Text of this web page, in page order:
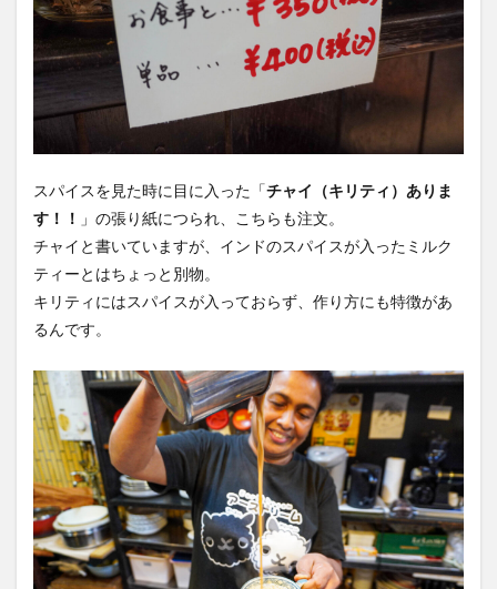
スパイスを見た時に目に入った「チャイ（キリティ）ありま
す！！ 」の張り紙につられ、こちらも注文。
チャイと書いていますが、インドのスパイスが入ったミルク
ティーとはちょっと別物。
キリティにはスパイスが入っておらず、作り方にも特徴があ
るんです。